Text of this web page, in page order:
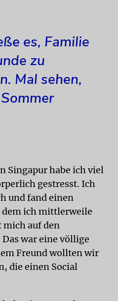
es, Familie
zu
Mal sehen,
Singapur habe ich viel
gestresst. Ich
und fand einen
ich mittlerweile
mich auf den
war eine völlige
Freund wollten wir
die einen Social